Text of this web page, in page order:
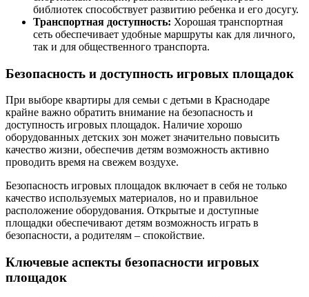
библиотек способствует развитию ребенка и его досугу.
Транспортная доступность: Хорошая транспортная
сеть обеспечивает удобные маршруты как для личного,
так и для общественного транспорта.
Безопасность и доступность игровых площадок
При выборе квартиры для семьи с детьми в Краснодаре
крайне важно обратить внимание на безопасность и
доступность игровых площадок. Наличие хорошо
оборудованных детских зон может значительно повысить
качество жизни, обеспечив детям возможность активно
проводить время на свежем воздухе.
Безопасность игровых площадок включает в себя не только
качество используемых материалов, но и правильное
расположение оборудования. Открытые и доступные
площадки обеспечивают детям возможность играть в
безопасности, а родителям – спокойствие.
Ключевые аспекты безопасности игровых
площадок